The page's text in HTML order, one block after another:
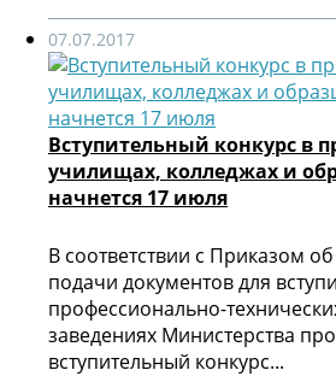
07.07.2017
Вступительный конкурс в
училищах, колледжах и
начнется 17 июля
В соответствии с Приказом
подачи документов для
профессионально-
заведениях Министерства
вступительный конкурс...